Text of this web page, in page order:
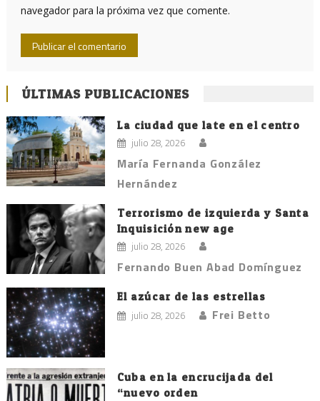
navegador para la próxima vez que comente.
ÚLTIMAS PUBLICACIONES
La ciudad que late en el centro
julio 28, 2026
María Fernanda González
Hernández
Terrorismo de izquierda y Santa
Inquisición new age
julio 28, 2026
Fernando Buen Abad Domínguez
El azúcar de las estrellas
julio 28, 2026 Frei Betto
Cuba en la encrucijada del
“nuevo orden